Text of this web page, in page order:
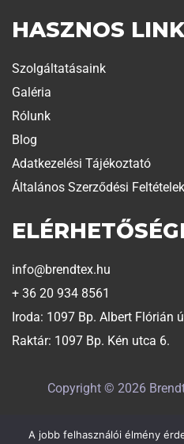
HASZNOS
Szolgáltatásaink
Galéria
Rólunk
Blog
Adatkezelési Tájékoztató
Általános Szerződési Feltételek
info@brendtex.hu
+ 36 20 934 8561
Iroda: 1097 Bp. Albert Flórián
Raktár: 1097 Bp. Kén utca 6.
Copyright © 2026
A jobb felhasználói élmény